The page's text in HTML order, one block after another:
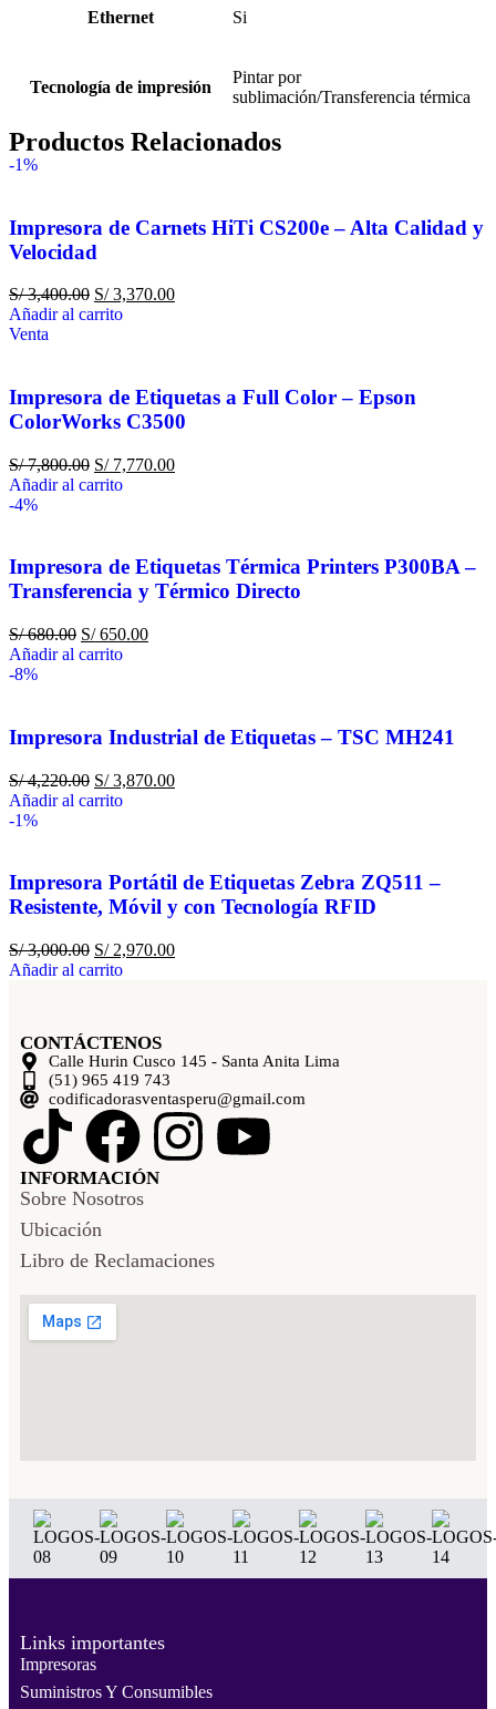
Ethernet Si
Tecnología de impresión
Pintar por
sublimación/Transferencia térmica
Productos Relacionados
-1%
Impresora de Carnets HiTi CS200e – Alta Calidad y
Velocidad
S/3,400.00 S/3,370.00
Añadir al carrito
Venta
Impresora de Etiquetas a Full Color – Epson
ColorWorks C3500
S/7,800.00 S/7,770.00
Añadir al carrito
-4%
Impresora de Etiquetas Térmica Printers P300BA –
Transferencia y Térmico Directo
S/680.00 S/650.00
Añadir al carrito
-8%
Impresora Industrial de Etiquetas – TSC MH241
S/4,220.00 S/3,870.00
Añadir al carrito
-1%
Impresora Portátil de Etiquetas Zebra ZQ511 –
Resistente, Móvil y con Tecnología RFID
S/3,000.00 S/2,970.00
Añadir al carrito
CONTÁCTENOS
Calle Hurin Cusco 145 - Santa Anita Lima
(51) 965 419 743
codificadorasventasperu@gmail.com
INFORMACIÓN
Sobre Nosotros
Ubicación
Libro de Reclamaciones
Links importantes
Impresoras
Suministros Y Consumibles